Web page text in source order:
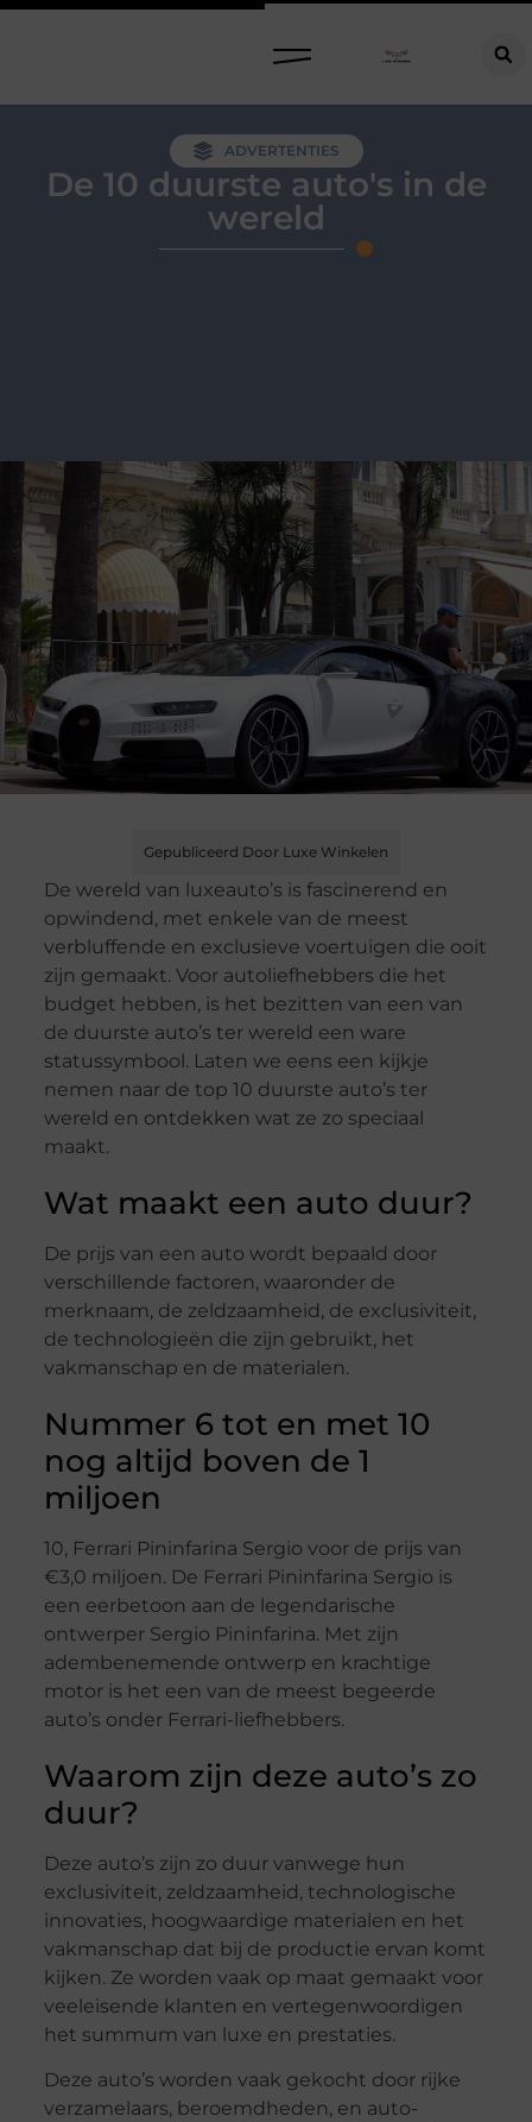
ADVERTENTIES
De 10 duurste auto's in de
wereld
Gepubliceerd Door Luxe Winkelen
De wereld van luxeauto’s is fascinerend en
opwindend, met enkele van de meest
verbluffende en exclusieve voertuigen die ooit
zijn gemaakt. Voor autoliefhebbers die het
budget hebben, is het bezitten van een van
de duurste auto’s ter wereld een ware
statussymbool. Laten we eens een kijkje
nemen naar de top 10 duurste auto’s ter
wereld en ontdekken wat ze zo speciaal
maakt.
Wat maakt een auto duur?
De prijs van een auto wordt bepaald door
verschillende factoren, waaronder de
merknaam, de zeldzaamheid, de exclusiviteit,
de technologieën die zijn gebruikt, het
vakmanschap en de materialen.
Nummer 6 tot en met 10
nog altijd boven de 1
miljoen
10, Ferrari Pininfarina Sergio voor de prijs van
€3,0 miljoen. De Ferrari Pininfarina Sergio is
een eerbetoon aan de legendarische
ontwerper Sergio Pininfarina. Met zijn
adembenemende ontwerp en krachtige
motor is het een van de meest begeerde
auto’s onder Ferrari-liefhebbers.
Waarom zijn deze auto’s zo
duur?
Deze auto’s zijn zo duur vanwege hun
exclusiviteit, zeldzaamheid, technologische
innovaties, hoogwaardige materialen en het
vakmanschap dat bij de productie ervan komt
kijken. Ze worden vaak op maat gemaakt voor
veeleisende klanten en vertegenwoordigen
het summum van luxe en prestaties.
Deze auto’s worden vaak gekocht door rijke
verzamelaars, beroemdheden, en auto-